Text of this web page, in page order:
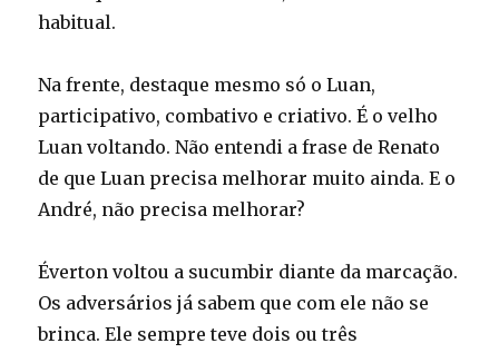
habitual.
Na frente, destaque mesmo só o Luan,
participativo, combativo e criativo. É o velho
Luan voltando. Não entendi a frase de Renato
de que Luan precisa melhorar muito ainda. E o
André, não precisa melhorar?
Éverton voltou a sucumbir diante da marcação.
Os adversários já sabem que com ele não se
brinca. Ele sempre teve dois ou três